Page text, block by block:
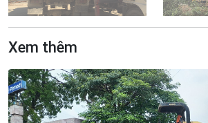
Xem thêm